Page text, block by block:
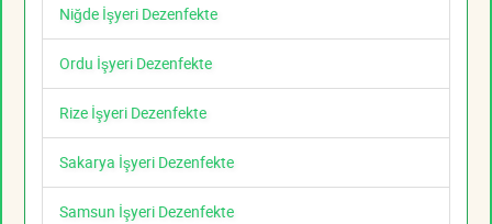
Niğde İşyeri Dezenfekte
Ordu İşyeri Dezenfekte
Rize İşyeri Dezenfekte
Sakarya İşyeri Dezenfekte
Samsun İşyeri Dezenfekte